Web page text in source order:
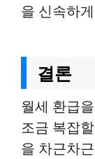
을 신속하
결론
월세 환급
조금 복잡
을 차근차